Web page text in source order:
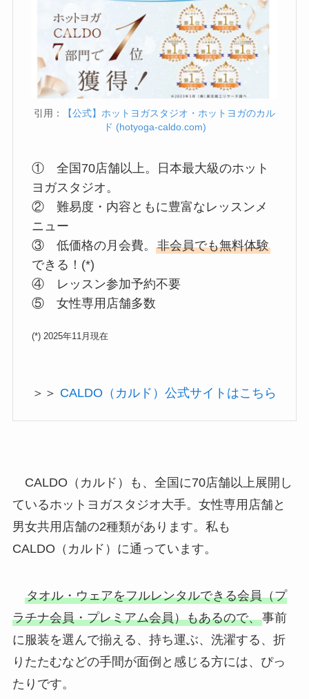
引用：
【公式】ホットヨガスタジオ・ホットヨガのカル
ド (hotyoga-caldo.com)
① 全国70店舗以上。日本最大級のホット
ヨガスタジオ。
② 難易度・内容ともに豊富なレッスンメ
ニュー
③ 低価格の月会費。 非会員でも無料体験
できる！(*)
④ レッスン参加予約不要
⑤ 女性専用店舗多数
(*) 2025年11月現在
＞＞ CALDO（カルド）公式サイトはこちら
CALDO（カルド）も、全国に70店舗以上展開し
ているホットヨガスタジオ大手。女性専用店舗と
男女共用店舗の2種類があります。私も
CALDO（カルド）に通っています。
タオル・ウェアをフルレンタルできる会員（プ
ラチナ会員・プレミアム会員）もあるので、事前
に服装を選んで揃える、持ち運ぶ、洗濯する、折
りたたむなどの手間が面倒と感じる方には、ぴっ
たりです。